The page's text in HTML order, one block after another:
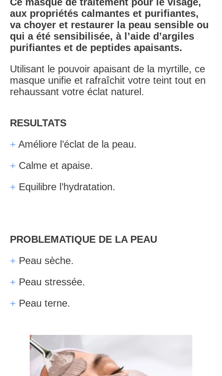
aux propriétés calmantes et purifiantes,
va choyer et restaurer la peau sensible ou
qui a été sensibilisée, à l’aide d’argiles
purifiantes et de peptides apaisants.
Utilisant le pouvoir apaisant de la myrtille, ce
masque unifie et rafraîchit votre teint tout en
rehaussant votre éclat naturel.
RESULTATS
+ Améliore l’éclat de la peau.
+ Calme et apaise.
+ Equilibre l’hydratation.
PROBLEMATIQUE DE LA PEAU
+ Peau sèche.
+ Peau stressée.
+ Peau terne.